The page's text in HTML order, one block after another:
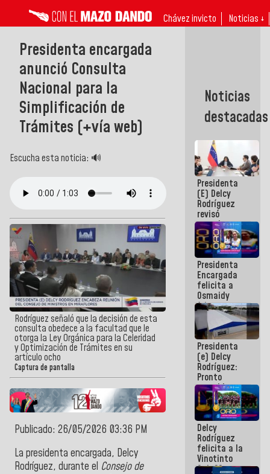
Chávez invicto Noticias ↓
Presidenta encargada
anunció Consulta
Nacional para la
Simplificación de
Trámites (+vía web)
Escucha esta noticia: 🔊
Rodríguez señaló que la decisión de esta
consulta obedece a la facultad que le
otorga la Ley Orgánica para la Celeridad
y Optimización de Trámites en su
artículo ocho
Captura de pantalla
Publicado: 26/05/2026 03:36 PM
La presidenta encargada, Delcy
Rodríguez, durante el Consejo de
Noticias
destacadas
Presidenta
(E) Delcy
Rodríguez
revisó
agenda
económica y
ejecución de
fondos de
emergencia
post-sismos
Presidenta
Encargada
felicita a
Osmaidy
Arias y
Giraly
Marcano por
hacer
historia en
los
Centroamericanos
Presidenta
(e) Delcy
Rodríguez:
Pronto
restableceremos
las
operaciones
en el
Aeropuerto
Internacional
de
Maiquetía
Delcy
Rodríguez
felicita a la
Vinotinto
Sub 20